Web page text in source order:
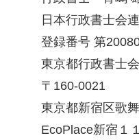
日本行政書士会
登録番号 第
東京都行政書士
〒160-0021
東京都新宿区歌
EcoPlace新宿１